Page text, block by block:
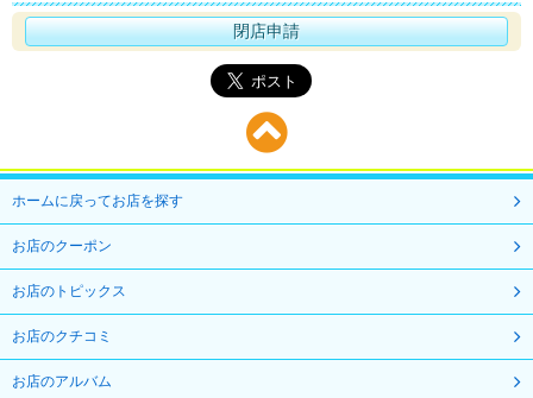
閉店申請
ホームに戻ってお店を探す
お店のクーポン
お店のトピックス
お店のクチコミ
お店のアルバム